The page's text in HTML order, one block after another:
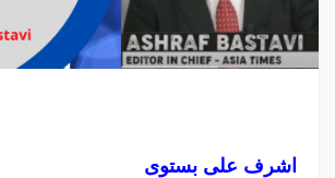
اشرف علی بستوی